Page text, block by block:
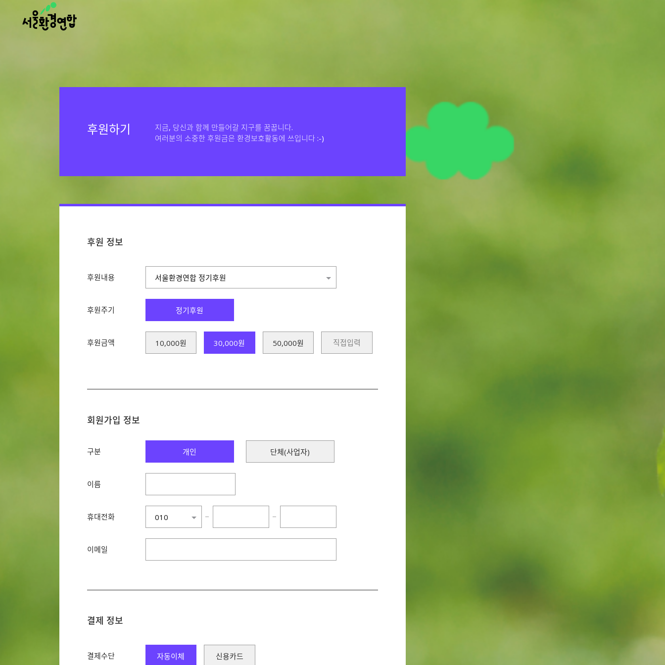
후원하기
지금, 당신과 함께 만들어갈 지구를 꿈꿉니다.
여러분의 소중한 후원금은 환경보호활동에 쓰입니다 :-)
후원 정보
후원내용 서울환경연합 정기후원
후원주기 정기후원
후원금액 10,000원 30,000원 50,000원
회원가입 정보
구분 개인 단체(사업자)
이름
휴대전화 010
019
− −
이메일
결제 정보
결제수단 자동이체 신용카드